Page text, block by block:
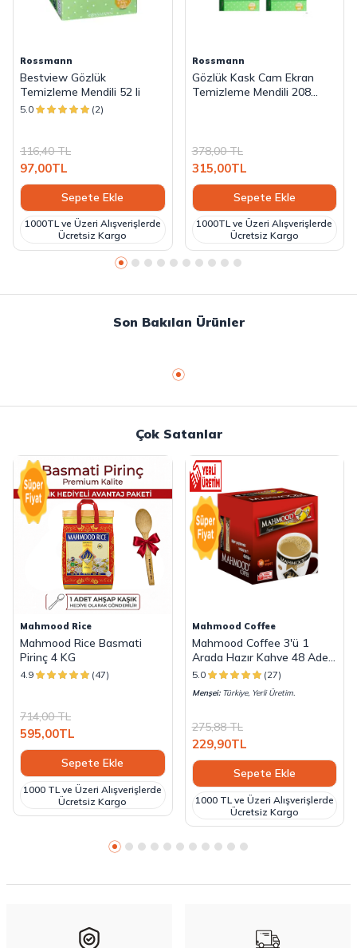
Rossmann
Bestview Gözlük
Temizleme Mendili 52 li
5.0 (2)
116,40TL
97,00TL
Sepete Ekle
1000TL ve Üzeri Alışverişlerde
Ücretsiz Kargo
Rossmann
Gözlük Kask Cam Ekran
Temizleme Mendili 208
378,00TL
315,00TL
Sepete Ekle
1000TL ve Üzeri Alışverişlerde
Ücretsiz Kargo
Son Bakılan Ürünler
Çok Satanlar
Mahmood Rice
Mahmood Rice Basmati
Pirinç 4 KG
4.9 (47)
714,00TL
595,00TL
Sepete Ekle
1000 TL ve Üzeri Alışverişlerde
Ücretsiz Kargo
Mahmood Coffee
Mahmood Coffee 3'ü 1
Arada Hazır Kahve 48 Adet
x 18 G
5.0 (27)
Menşei:Türkiye, Yerli Üretim.
275,88TL
229,90TL
Sepete Ekle
1000 TL ve Üzeri Alışverişlerde
Ücretsiz Kargo